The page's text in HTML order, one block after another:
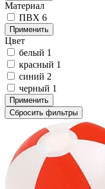
Материал
ПВХ 6
Применить
Цвет
белый 1
красный 1
синий 2
черный 1
Применить
Сбросить фильтры